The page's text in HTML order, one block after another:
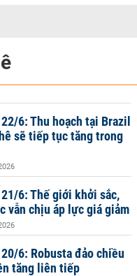
6: Thu hoạch tại Brazil
sẽ tiếp tục tăng trong
6: Thế giới khởi sắc,
vẫn chịu áp lực giá giảm
6: Robusta đảo chiều
tăng liên tiếp